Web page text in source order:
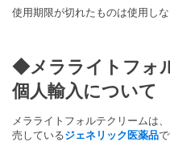
使用期限が切れたものは使用しな
◆メラライトフォ
個人輸入について
メラライトフォルテクリームは
売しているジェネリック医薬品で